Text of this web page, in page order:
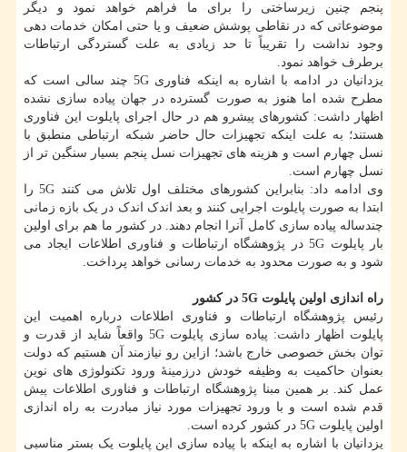
پنجم چنین زیرساختی را برای ما فراهم خواهد نمود و دیگر
موضوعاتی که در نقاطی پوشش ضعیف و یا حتی امکان خدمات دهی
وجود نداشت را تقریباً تا حد زیادی به علت گستردگی ارتباطات
برطرف خواهد نمود.
یزدانیان در ادامه با اشاره به اینکه فناوری 5G چند سالی است که
مطرح شده اما هنوز به صورت گسترده در جهان پیاده سازی نشده
اظهار داشت: کشورهای پیشرو هم در حال اجرای پایلوت این فناوری
هستند؛ به علت اینکه تجهیزات حال حاضر شبکه ارتباطی منطبق با
نسل چهارم است و هزینه های تجهیزات نسل پنجم بسیار سنگین تر از
نسل چهارم است.
وی ادامه داد: بنابراین کشورهای مختلف اول تلاش می کنند 5G را
ابتدا به صورت پایلوت اجرایی کنند و بعد اندک اندک در یک بازه زمانی
چندساله پیاده سازی کامل آنرا انجام دهند. در کشور ما هم برای اولین
بار پایلوت 5G در پژوهشگاه ارتباطات و فناوری اطلاعات ایجاد می
شود و به صورت محدود به خدمات رسانی خواهد پرداخت.
راه اندازی اولین پایلوت 5G در کشور
رئیس پژوهشگاه ارتباطات و فناوری اطلاعات درباره اهمیت این
پایلوت اظهار داشت: پیاده سازی پایلوت 5G واقعاً شاید از قدرت و
توان بخش خصوصی خارج باشد؛ ازاین رو نیازمند آن هستیم که دولت
بعنوان حاکمیت به وظیفه خودش درزمینهٔ ورود تکنولوژی های نوین
عمل کند. بر همین مبنا پژوهشگاه ارتباطات و فناوری اطلاعات پیش
قدم شده است و با ورود تجهیزات مورد نیاز مبادرت به راه اندازی
اولین پایلوت 5G در کشور کرده است.
یزدانیان با اشاره به اینکه با پیاده سازی این پایلوت یک بستر مناسبی